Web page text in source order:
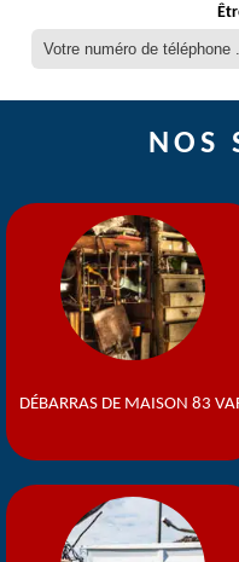
NOS
DÉBARRAS DE MAISON 83